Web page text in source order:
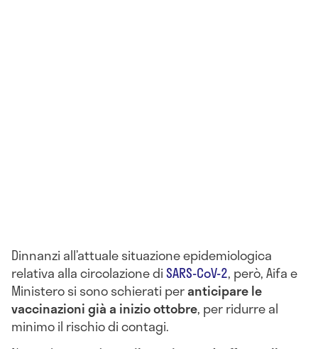
Dinnanzi all’attuale situazione epidemiologica
relativa alla circolazione diSARS-CoV-2, però, Aifa e
Ministero si sono schierati peranticipare le
vaccinazioni già a inizio ottobre, per ridurre al
minimo il rischio di contagi.